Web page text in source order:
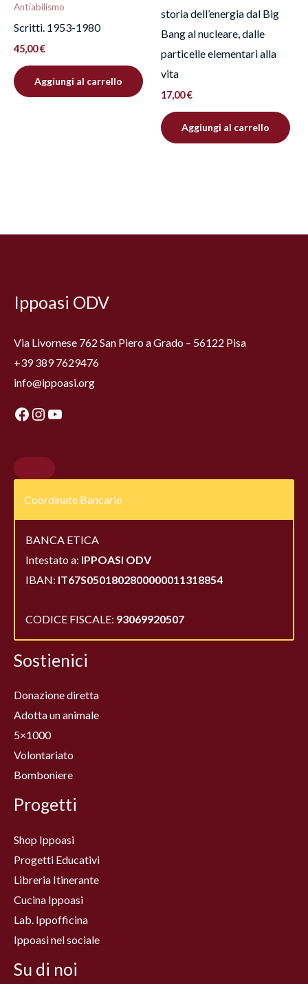
Antiabilismo
Scritti. 1953-1980
45,00€
Aggiungi al carrello
storia dell’energia dal Big
Bang al nucleare, dalle
particelle elementari alla
vita
17,00€
Aggiungi al carrello
Ippoasi ODV
Via Livornese 762 San Piero a Grado – 56122 Pisa
+39 389 7629476
info@ippoasi.org
Coordinate Bancarie
BANCA ETICA
Intestato a: IPPOASI ODV
IBAN: IT67S0501802800000011318854
CODICE FISCALE: 93069920507
Sostienici
Donazione diretta
Adotta un animale
5×1000
Volontariato
Bomboniere
Progetti
Shop Ippoasi
Progetti Educativi
Libreria Itinerante
Cucina Ippoasi
Lab. Ippofficina
Ippoasi nel sociale
Su di noi